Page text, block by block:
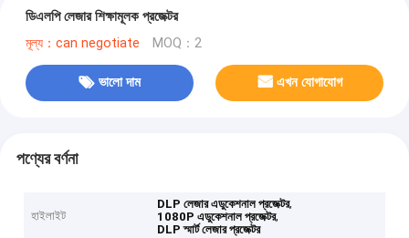
ডিএলপি লেজার শিক্ষামূলক প্রজেক্টর
মূল্য：can negotiate MOQ：2
ভালো দাম এখন যোগাযোগ
পণ্যের বর্ণনা
হাইলাইট
DLP লেজার এডুকেশনাল প্রজেক্টর,
1080P এডুকেশনাল প্রজেক্টর,
DLP স্মার্ট লেজার প্রজেক্টর